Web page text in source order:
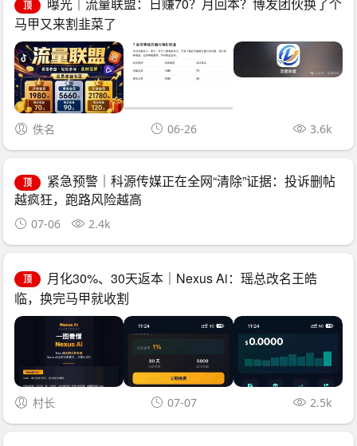
顶
曝光｜流量联盟：日赚70？月回本？博发团伙换了个
马甲又来割韭菜了
佚名 06-26 3.6k
顶
紧急预警｜科源传媒正在全网“清除”证据：投诉删帖
越疯狂，跑路风险越高
07-06 2.4k
顶
月化30%、30天返本｜Nexus Ai：瑶总改名王皓
临，换完马甲就收割
村长 07-07 2.5k